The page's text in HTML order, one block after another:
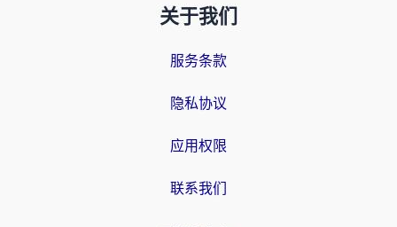
关于我们
服务条款
隐私协议
应用权限
联系我们